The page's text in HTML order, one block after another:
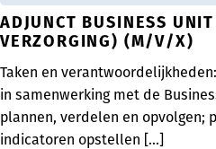
ADJUNCT BUSINESS
VERZORGING) (M/V/X)
Taken en
in samenwerking met de
plannen, verdelen en opvolgen;
indicatoren opstellen [...]